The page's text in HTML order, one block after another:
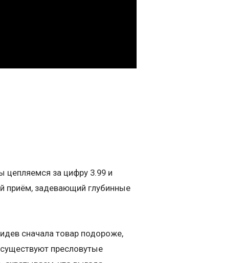
цепляемся за цифру 3.99 и
приём, задевающий глубинные
сначала товар подороже,
пресловутые